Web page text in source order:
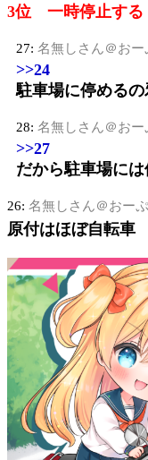
3位 一時停止する
27: 名無しさん＠おー
>>24
駐車場に停めるの
28: 名無しさん＠おー
>>27
だから駐車場に
26: 名無しさん＠おー
原付はほぼ自転車